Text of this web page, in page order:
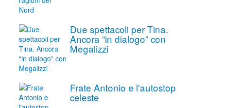
Due spettacoli per Tina.
Ancora “in dialogo” con
Megalizzi
Frate Antonio e l'autostop
celeste